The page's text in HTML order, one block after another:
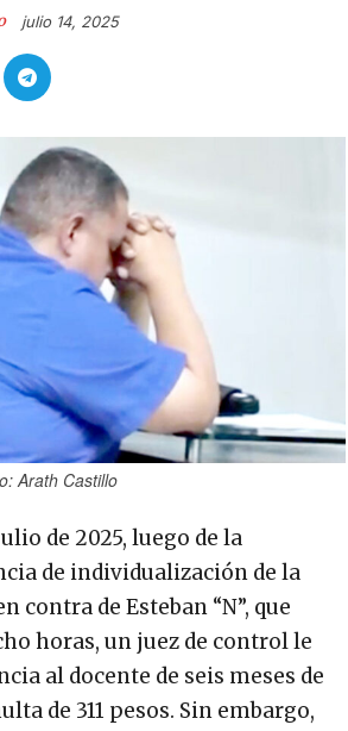
julio 14, 2025
Arath Castillo
de 2025, luego de la
de individualización de la
contra de Esteban “N”, que
horas, un juez de control le
al docente de seis meses de
de 311 pesos. Sin embargo,